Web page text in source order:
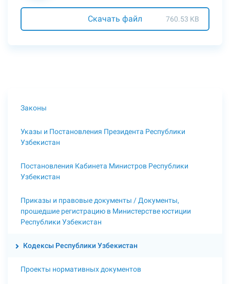
Скачать файл 760.53 KB
Законы
Указы и Постановления Президента Республики
Узбекистан
Постановления Кабинета Министров Республики
Узбекистан
Приказы и правовые документы / Документы,
прошедшие регистрацию в Министерстве юстиции
Республики Узбекистан
Кодексы Республики Узбекистан
Проекты нормативных документов